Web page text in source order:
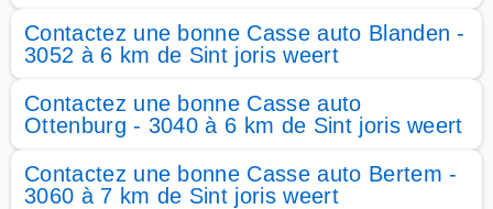
Contactez une bonne Casse auto Blanden -
3052 à 6 km de Sint joris weert
Contactez une bonne Casse auto
Ottenburg - 3040 à 6 km de Sint joris weert
Contactez une bonne Casse auto Bertem -
3060 à 7 km de Sint joris weert